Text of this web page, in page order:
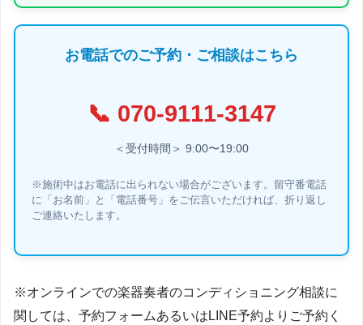
お電話でのご予約・ご相談はこちら
📞 070-9111-3147
＜受付時間＞ 9:00〜19:00
※施術中はお電話に出られない場合がございます。留守番電話
に「お名前」と「電話番号」をご伝言いただければ、折り返し
ご連絡いたします。
※オンラインでの楽器奏者のコンディショニング相談に
関しては、予約フォームあるいはLINE予約よりご予約く